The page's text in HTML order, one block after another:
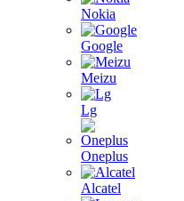
Nokia
Google
Meizu
Lg
Oneplus
Alcatel